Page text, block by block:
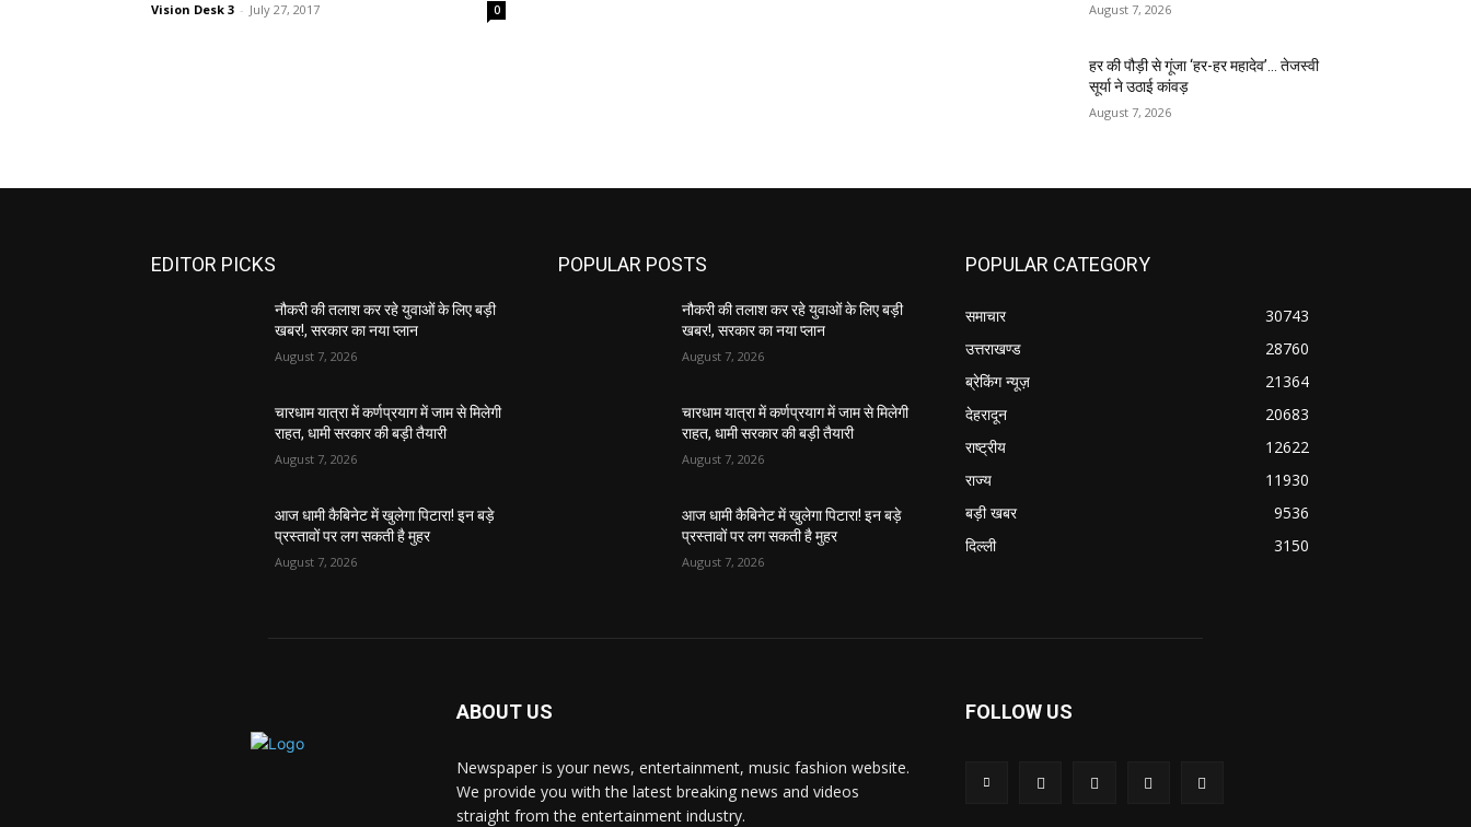
Vision Desk 3 - July 27, 2017 0 August 7, 2026
हर की पौड़ी से गूंजा ‘हर-हर महादेव’… तेजस्वी
सूर्या ने उठाई कांवड़
August 7, 2026
EDITOR PICKS
नौकरी की तलाश कर रहे युवाओं के लिए बड़ी
खबर!, सरकार का नया प्लान
August 7, 2026
चारधाम यात्रा में कर्णप्रयाग में जाम से मिलेगी
राहत, धामी सरकार की बड़ी तैयारी
August 7, 2026
आज धामी कैबिनेट में खुलेगा पिटारा! इन बड़े
प्रस्तावों पर लग सकती है मुहर
August 7, 2026
POPULAR POSTS
नौकरी की तलाश कर रहे युवाओं के लिए बड़ी
खबर!, सरकार का नया प्लान
August 7, 2026
चारधाम यात्रा में कर्णप्रयाग में जाम से मिलेगी
राहत, धामी सरकार की बड़ी तैयारी
August 7, 2026
आज धामी कैबिनेट में खुलेगा पिटारा! इन बड़े
प्रस्तावों पर लग सकती है मुहर
August 7, 2026
POPULAR CATEGORY
समाचार
30743
उत्तराखण्ड
28760
ब्रेकिंग न्यूज़
21364
देहरादून
20683
राष्ट्रीय
12622
राज्य
11930
बड़ी खबर
9536
दिल्ली
3150
ABOUT US
Newspaper is your news, entertainment, music fashion website.
We provide you with the latest breaking news and videos
straight from the entertainment industry.
FOLLOW US